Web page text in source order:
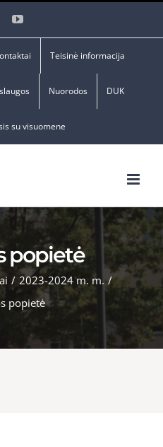
YouTube
Teisinė informacija
Nuorodos DUK
su visuomene
popietė
/ 2023-2024 m. m. /
popietė